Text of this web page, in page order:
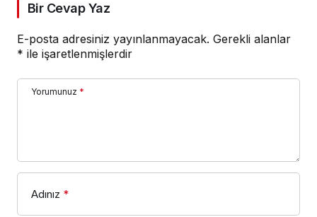
Bir Cevap Yaz
E-posta adresiniz yayınlanmayacak. Gerekli alanlar
* ile işaretlenmişlerdir
Yorumunuz *
Adınız *